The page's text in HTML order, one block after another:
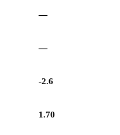
—
—
-2.6
1.70